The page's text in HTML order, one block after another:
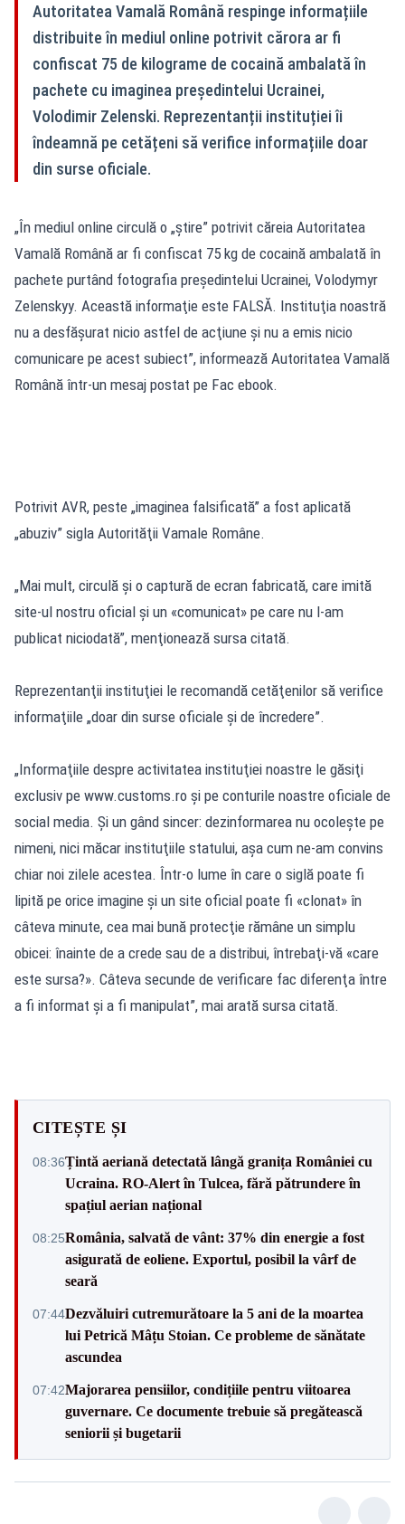
Autoritatea Vamală Română respinge informațiile
distribuite în mediul online potrivit cărora ar fi
confiscat 75 de kilograme de cocaină ambalată în
pachete cu imaginea președintelui Ucrainei,
Volodimir Zelenski. Reprezentanții instituției îi
îndeamnă pe cetățeni să verifice informațiile doar
din surse oficiale.
„În mediul online circulă o „ştire” potrivit căreia Autoritatea
Vamală Română ar fi confiscat 75 kg de cocaină ambalată în
pachete purtând fotografia preşedintelui Ucrainei, Volodymyr
Zelenskyy. Această informaţie este FALSĂ. Instituţia noastră
nu a desfăşurat nicio astfel de acţiune şi nu a emis nicio
comunicare pe acest subiect”, informează Autoritatea Vamală
Română într-un mesaj postat pe Fac ebook.
Potrivit AVR, peste „imaginea falsificată” a fost aplicată
„abuziv” sigla Autorităţii Vamale Române.
„Mai mult, circulă şi o captură de ecran fabricată, care imită
site-ul nostru oficial şi un «comunicat» pe care nu l-am
publicat niciodată”, menţionează sursa citată.
Reprezentanţii instituţiei le recomandă cetăţenilor să verifice
informaţiile „doar din surse oficiale şi de încredere”.
„Informaţiile despre activitatea instituţiei noastre le găsiţi
exclusiv pe www.customs.ro şi pe conturile noastre oficiale de
social media. Şi un gând sincer: dezinformarea nu ocoleşte pe
nimeni, nici măcar instituţiile statului, aşa cum ne-am convins
chiar noi zilele acestea. Într-o lume în care o siglă poate fi
lipită pe orice imagine şi un site oficial poate fi «clonat» în
câteva minute, cea mai bună protecţie rămâne un simplu
obicei: înainte de a crede sau de a distribui, întrebaţi-vă «care
este sursa?». Câteva secunde de verificare fac diferenţa între
a fi informat şi a fi manipulat”, mai arată sursa citată.
CITEȘTE ȘI
08:36Țintă aeriană detectată lângă granița României cu
Ucraina. RO-Alert în Tulcea, fără pătrundere în
spațiul aerian național
08:25România, salvată de vânt: 37% din energie a fost
asigurată de eoliene. Exportul, posibil la vârf de
seară
07:44Dezvăluiri cutremurătoare la 5 ani de la moartea
lui Petrică Mâțu Stoian. Ce probleme de sănătate
ascundea
07:42Majorarea pensiilor, condițiile pentru viitoarea
guvernare. Ce documente trebuie să pregătească
seniorii și bugetarii